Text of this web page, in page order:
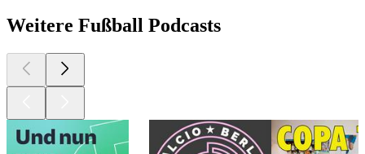
Weitere Fußball Podcasts